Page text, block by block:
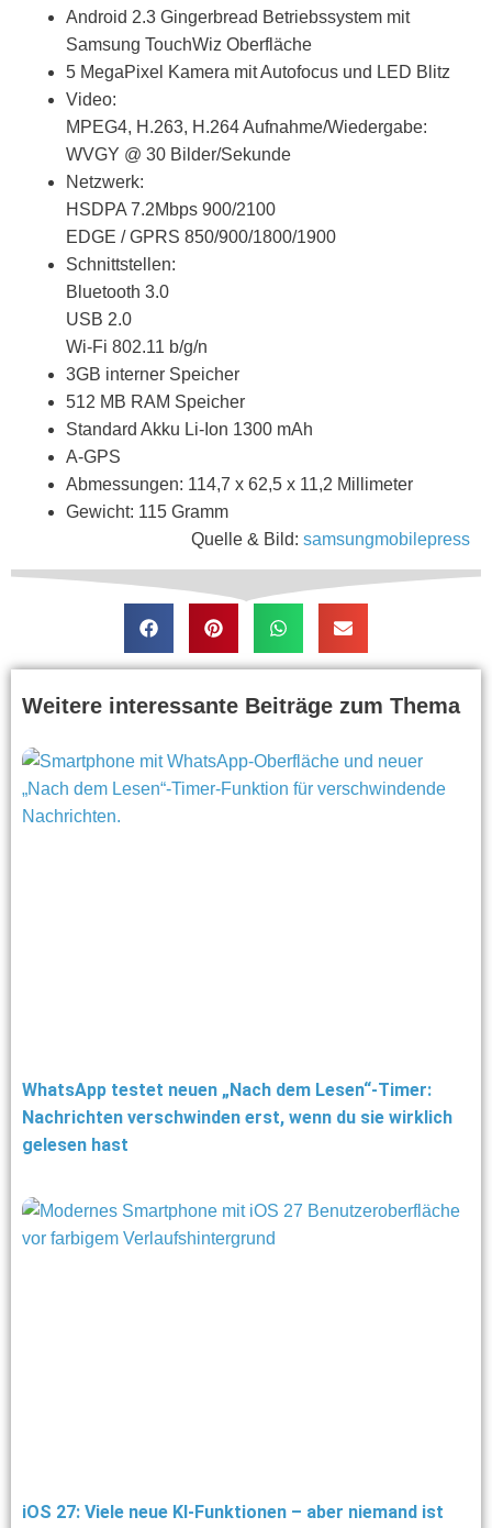
Android 2.3 Gingerbread Betriebssystem mit
Samsung TouchWiz Oberfläche
5 MegaPixel Kamera mit Autofocus und LED Blitz
Video:
MPEG4, H.263, H.264 Aufnahme/Wiedergabe:
WVGY @ 30 Bilder/Sekunde
Netzwerk:
HSDPA 7.2Mbps 900/2100
EDGE / GPRS 850/900/1800/1900
Schnittstellen:
Bluetooth 3.0
USB 2.0
Wi-Fi 802.11 b/g/n
3GB interner Speicher
512 MB RAM Speicher
Standard Akku Li-Ion 1300 mAh
A-GPS
Abmessungen: 114,7 x 62,5 x 11,2 Millimeter
Gewicht: 115 Gramm
Quelle & Bild: samsungmobilepress
Weitere interessante Beiträge zum Thema
WhatsApp testet neuen „Nach dem Lesen“-Timer:
Nachrichten verschwinden erst, wenn du sie wirklich
gelesen hast
iOS 27: Viele neue KI-Funktionen – aber niemand ist